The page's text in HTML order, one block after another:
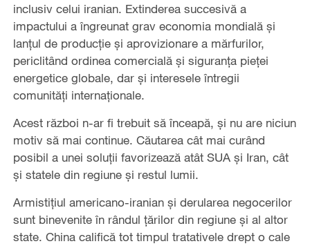
inclusiv celui iranian. Extinderea succesivă a
impactului a îngreunat grav economia mondială și
lanțul de producție și aprovizionare a mărfurilor,
periclitând ordinea comercială și siguranța pieței
energetice globale, dar și interesele întregii
comunități internaționale.
Acest război n-ar fi trebuit să înceapă, și nu are niciun
motiv să mai continue. Căutarea cât mai curând
posibil a unei soluții favorizează atât SUA și Iran, cât
și statele din regiune și restul lumii.
Armistițiul americano-iranian și derularea negocerilor
sunt binevenite în rândul țărilor din regiune și al altor
state. China califică tot timpul tratativele drept o cale